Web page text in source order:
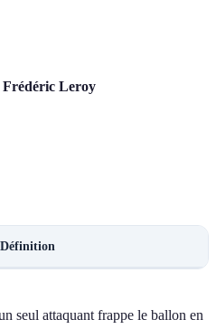
Frédéric Leroy
Définition
seul attaquant frappe le ballon en